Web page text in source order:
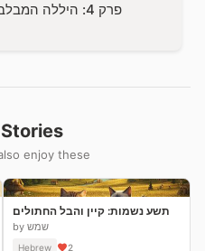
פרק 4: היללה המבלבלת והבונבון האנושי
enjoy these
תשע נשמות: קיין והבל החתולים
by שמש
Hebrew 2